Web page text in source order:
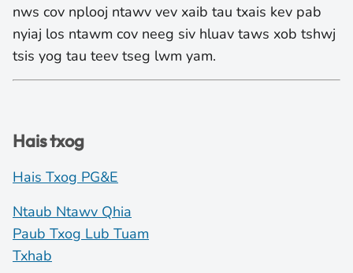
nws cov nplooj ntawv vev xaib tau txais kev pab
nyiaj los ntawm cov neeg siv hluav taws xob tshwj
tsis yog tau teev tseg lwm yam.
Hais txog
Hais Txog PG&E
Ntaub Ntawv Qhia
Paub Txog Lub Tuam
Txhab